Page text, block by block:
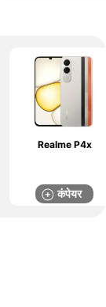
Realme P4x
कंपेयर